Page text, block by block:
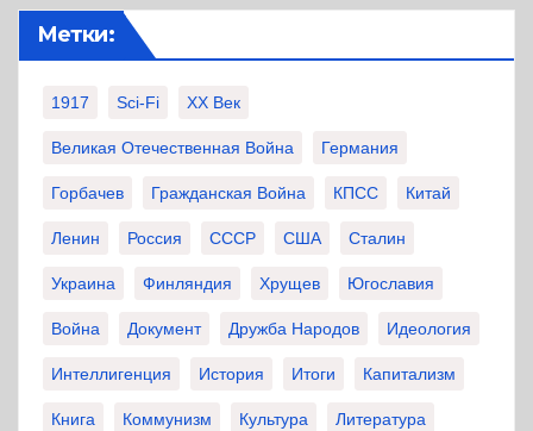
Метки:
1917 Sci-Fi XX Век
Великая Отечественная Война Германия
Горбачев Гражданская Война КПСС Китай
Ленин Россия СССР США Сталин
Украина Финляндия Хрущев Югославия
Война Документ Дружба Народов Идеология
Интеллигенция История Итоги Капитализм
Книга Коммунизм Культура Литература